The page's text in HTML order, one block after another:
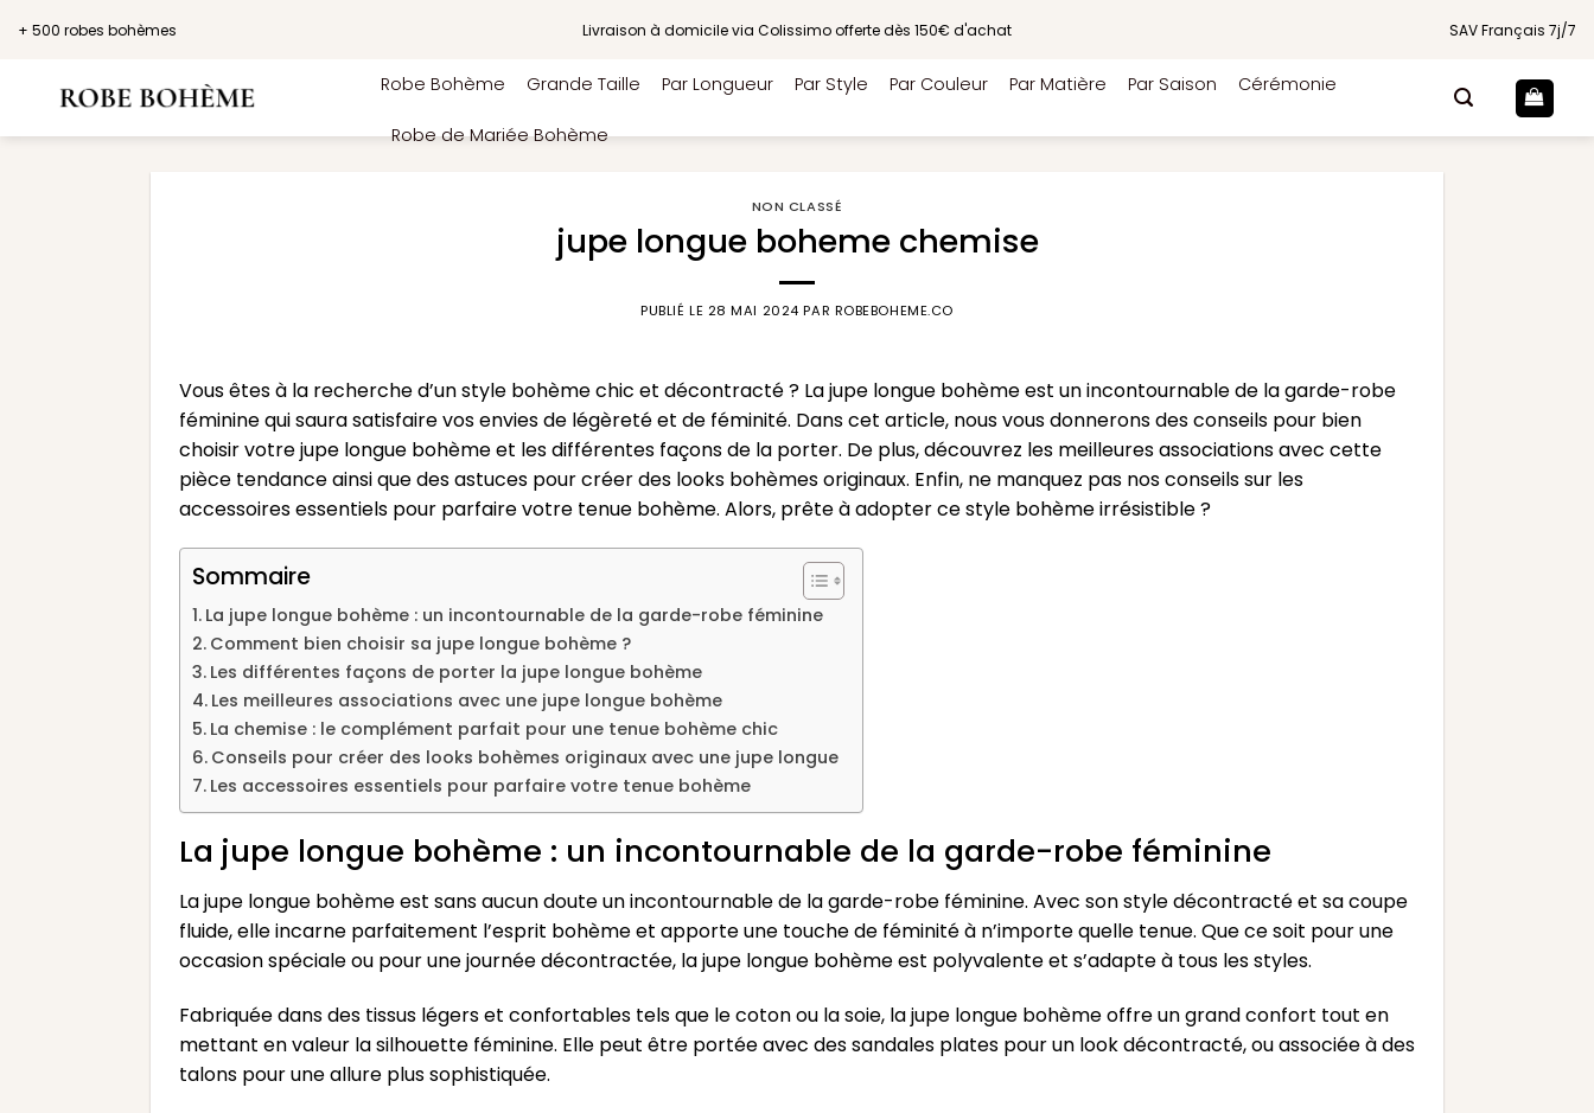
+ 500 robes bohèmes Livraison à domicile via Colissimo offerte dès 150€ d'achat SAV Français 7j/7
Robe Bohème Grande Taille Par Longueur Par Style Par Couleur Par Matière Par Saison Cérémonie
Robe de Mariée Bohème
NON CLASSÉ
jupe longue boheme chemise
PUBLIÉ LE 28 MAI 2024 PAR ROBEBOHEME.CO
Vous êtes à la recherche d’un style bohème chic et décontracté ? La jupe longue bohème est un incontournable de la garde-robe
féminine qui saura satisfaire vos envies de légèreté et de féminité. Dans cet article, nous vous donnerons des conseils pour bien
choisir votre jupe longue bohème et les différentes façons de la porter. De plus, découvrez les meilleures associations avec cette
pièce tendance ainsi que des astuces pour créer des looks bohèmes originaux. Enfin, ne manquez pas nos conseils sur les
accessoires essentiels pour parfaire votre tenue bohème. Alors, prête à adopter ce style bohème irrésistible ?
Sommaire
La jupe longue bohème : un incontournable de la garde-robe féminine
Comment bien choisir sa jupe longue bohème ?
Les différentes façons de porter la jupe longue bohème
Les meilleures associations avec une jupe longue bohème
La chemise : le complément parfait pour une tenue bohème chic
Conseils pour créer des looks bohèmes originaux avec une jupe longue
Les accessoires essentiels pour parfaire votre tenue bohème
La jupe longue bohème : un incontournable de la garde-robe féminine
La jupe longue bohème est sans aucun doute un incontournable de la garde-robe féminine. Avec son style décontracté et sa coupe
fluide, elle incarne parfaitement l’esprit bohème et apporte une touche de féminité à n’importe quelle tenue. Que ce soit pour une
occasion spéciale ou pour une journée décontractée, la jupe longue bohème est polyvalente et s’adapte à tous les styles.
Fabriquée dans des tissus légers et confortables tels que le coton ou la soie, la jupe longue bohème offre un grand confort tout en
mettant en valeur la silhouette féminine. Elle peut être portée avec des sandales plates pour un look décontracté, ou associée à des
talons pour une allure plus sophistiquée.